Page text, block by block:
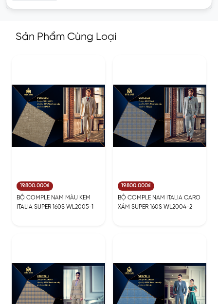
Sản Phẩm Cùng Loại
19.800.000₫
BỘ COMPLE NAM MÀU KEM
ITALIA SUPER 160S WL2005-1
19.800.000₫
BỘ COMPLE NAM ITALIA CARO
XÁM SUPER 160S WL2004-2